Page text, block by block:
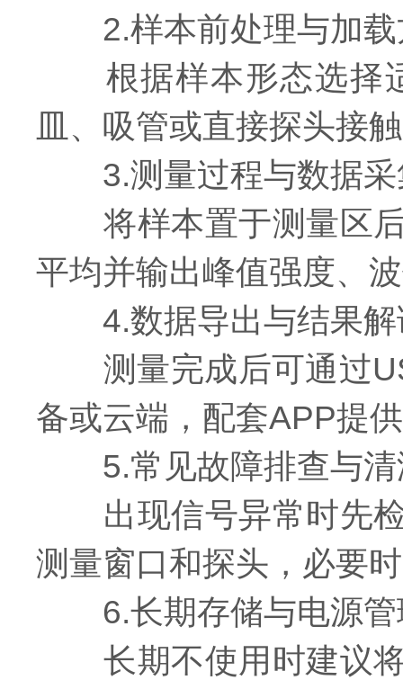
2.样本前处理与加载
根据样本形态选择适
皿、吸管或直接探头接
3.测量过程与数据采
将样本置于测量区后
平均并输出峰值强度、
4.数据导出与结果解
测量完成后可通过
备或云端，配套APP提
5.常见故障排查与清
出现信号异常时先检
测量窗口和探头，必要
6.长期存储与电源管
长期不使用时建议将